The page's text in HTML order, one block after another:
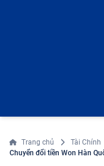
Trang chủ Tài Chính
Chuyển đổi tiền Won Hàn